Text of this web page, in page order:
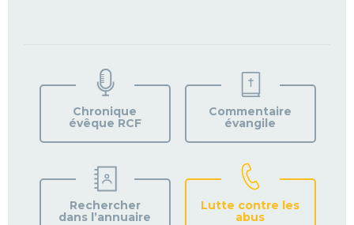
VOTRE
PAROISSE
Chronique
évêque RCF
Commentaire
évangile
Rechercher
dans l’annuaire
Lutte contre les
abus